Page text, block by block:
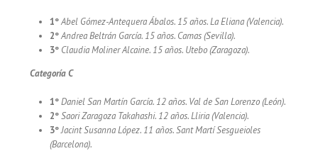
1ºAbel Gómez-Antequera Ábalos. 15 años. La Eliana (Valencia).
2ºAndrea Beltrán García. 15 años. Camas (Sevilla).
3º Claudia Moliner Alcaine. 15 años. Utebo (Zaragoza).
Categoría C
1ºDaniel San Martín García. 12 años. Val de San Lorenzo (León).
2ºSaori Zaragoza Takahashi. 12 años. Lliria (Valencia).
3ºJacint Susanna López. 11 años. Sant Martí Sesgueioles
(Barcelona).